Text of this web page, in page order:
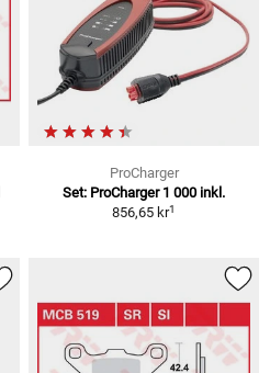
ProCharger
Set: ProCharger 1 000 inkl.
856,65 kr1